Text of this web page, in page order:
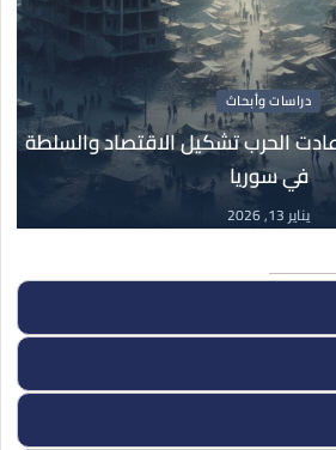
المجتمع المدني والدولة
19
الحرب تشكيل الاقتصاد
دراسات وأبحاث
الحرب تشكيل الاقتصاد والسلطة
في سوريا
يناير 13, 2026